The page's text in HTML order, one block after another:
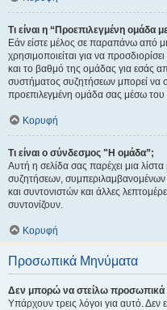
Τι είναι η “Προεπιλεγμένη ομάδα
Εάν είστε μέλος σε παραπάνω από
χρησιμοποιείται για να
και το βαθμό της ομάδας για εσάς
συστήματος συζητήσεων μπορεί να
προεπιλεγμένη ομάδα σας μέσω
Κορυφή
Τι είναι ο σύνδεσμος "Η ομάδα”;
Αυτή η σελίδα σας παρέχει μια
συζητήσεων, συμπεριλαμβανομένων
και συντονιστών και άλλες
συντονίζουν.
Κορυφή
Προσωπικά Μηνύματα
Δεν μπορώ να στείλω προσωπικά
Υπάρχουν τρεις λόγοι για αυτό. Δεν